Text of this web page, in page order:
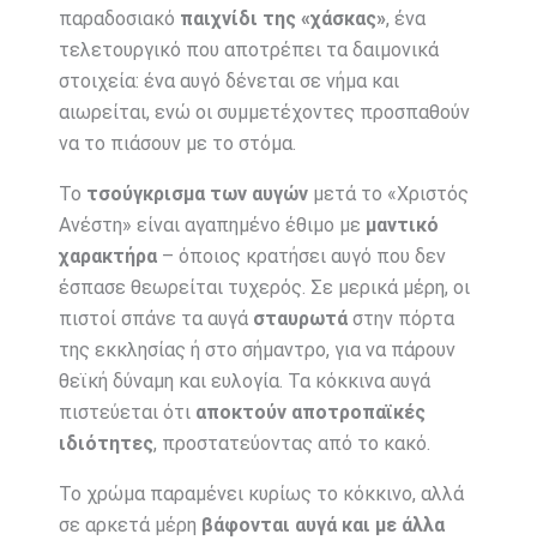
παραδοσιακό παιχνίδι της «χάσκας», ένα
τελετουργικό που αποτρέπει τα δαιμονικά
στοιχεία: ένα αυγό δένεται σε νήμα και
αιωρείται, ενώ οι συμμετέχοντες προσπαθούν
να το πιάσουν με το στόμα.
Το τσούγκρισμα των αυγώνμετά το «Χριστός
Ανέστη» είναι αγαπημένο έθιμο με μαντικό
χαρακτήρα– όποιος κρατήσει αυγό που δεν
έσπασε θεωρείται τυχερός. Σε μερικά μέρη, οι
πιστοί σπάνε τα αυγά σταυρωτάστην πόρτα
της εκκλησίας ή στο σήμαντρο, για να πάρουν
θεϊκή δύναμη και ευλογία. Τα κόκκινα αυγά
πιστεύεται ότι αποκτούν αποτροπαϊκές
ιδιότητες, προστατεύοντας από το κακό.
Το χρώμα παραμένει κυρίως το κόκκινο, αλλά
σε αρκετά μέρη βάφονται αυγά και με άλλα